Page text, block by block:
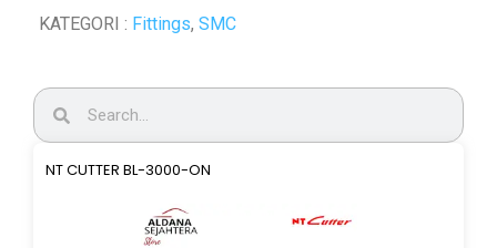
KATEGORI : Fittings, SMC
NT CUTTER BL-3000-ON